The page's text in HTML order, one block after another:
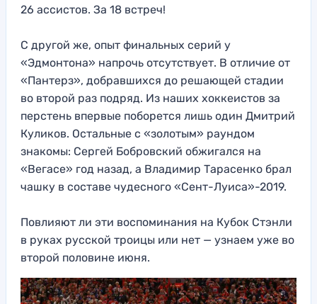
26 ассистов. За 18 встреч!
С другой же, опыт финальных серий у
«Эдмонтона» напрочь отсутствует. В отличие от
«Пантерз», добравшихся до решающей стадии
во второй раз подряд. Из наших хоккеистов за
перстень впервые поборется лишь один Дмитрий
Куликов. Остальные с «золотым» раундом
знакомы: Сергей Бобровский обжигался на
«Вегасе» год назад, а Владимир Тарасенко брал
чашку в составе чудесного «Сент-Луиса»-2019.
Повлияют ли эти воспоминания на Кубок Стэнли
в руках русской троицы или нет — узнаем уже во
второй половине июня.